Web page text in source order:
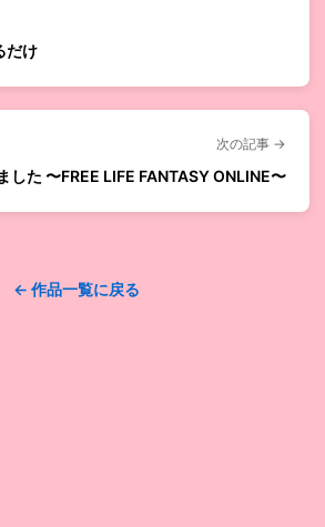
だけ
次の記事 →
した 〜FREE LIFE FANTASY ONLINE〜
← 作品一覧に戻る